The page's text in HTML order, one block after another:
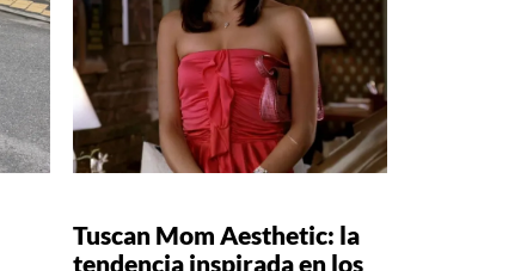
Tuscan Mom Aesthetic: la
tendencia inspirada en los